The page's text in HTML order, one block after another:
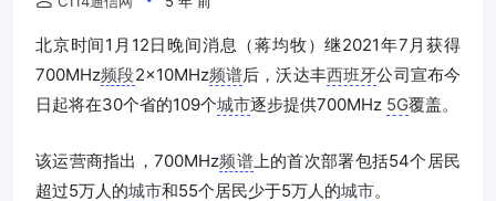
北京时间1月12日晚间消息（蒋均牧）继2021年7月获得
700MHz频段2×10MHz频谱后，沃达丰西班牙公司宣布今
日起将在30个省的109个城市逐步提供700MHz 5G覆盖。
该运营商指出，700MHz频谱上的首次部署包括54个居民
超过5万人的城市和55个居民少于5万人的城市。